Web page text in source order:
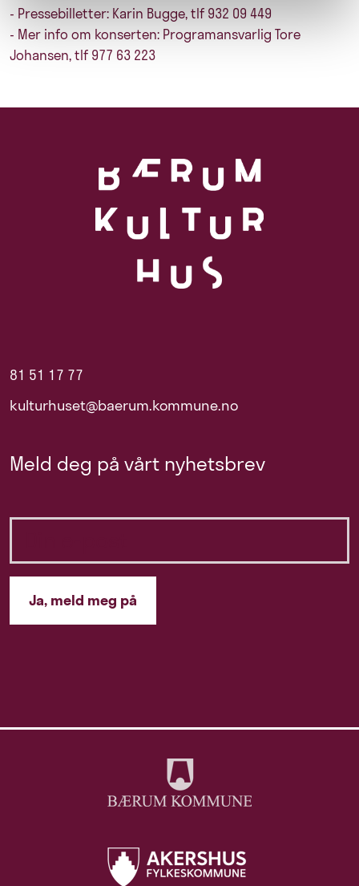
- Pressebilletter: Karin Bugge, tlf 932 09 449
- Mer info om konserten: Programansvarlig Tore
Johansen, tlf 977 63 223
81 51 17 77
kulturhuset@baerum.kommune.no
Meld deg på vårt nyhetsbrev